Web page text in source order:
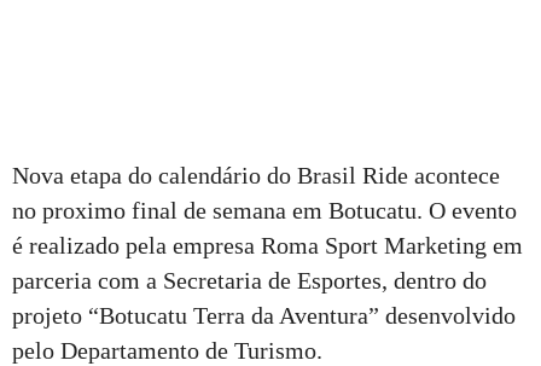
Nova etapa do calendário do Brasil Ride acontece
no proximo final de semana em Botucatu. O evento
é realizado pela empresa Roma Sport Marketing em
parceria com a Secretaria de Esportes, dentro do
projeto “Botucatu Terra da Aventura” desenvolvido
pelo Departamento de Turismo.